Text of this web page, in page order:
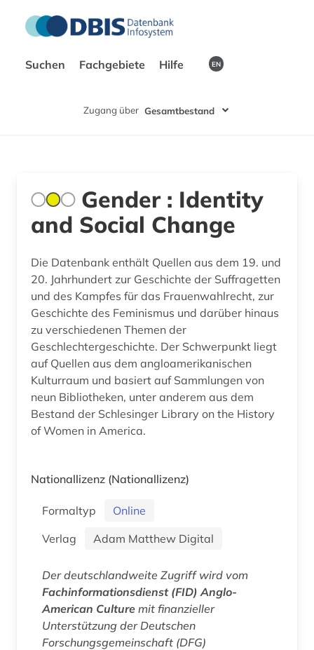
Suchen Fachgebiete Hilfe EN
Zugang über Gesamtbestand
Gender : Identity
and Social Change
Die Datenbank enthält Quellen aus dem 19. und
20. Jahrhundert zur Geschichte der Suffragetten
und des Kampfes für das Frauenwahlrecht, zur
Geschichte des Feminismus und darüber hinaus
zu verschiedenen Themen der
Geschlechtergeschichte. Der Schwerpunkt liegt
auf Quellen aus dem angloamerikanischen
Kulturraum und basiert auf Sammlungen von
neun Bibliotheken, unter anderem aus dem
Bestand der Schlesinger Library on the History
of Women in America.
Nationallizenz (Nationallizenz)
Formaltyp
Online
Verlag
Adam Matthew Digital
Der deutschlandweite Zugriff wird vom
Fachinformationsdienst (FID) Anglo-
American Culture mit finanzieller
Unterstützung der Deutschen
Forschungsgemeinschaft (DFG)